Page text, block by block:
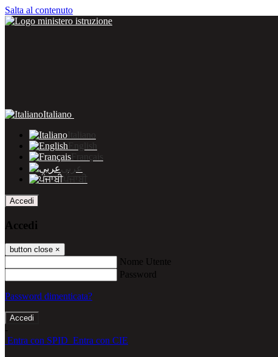
Salta al contenuto
Italiano
Italiano
English
Français
عربى
ਪੰਜਾਬੀ
Accedi
Accedi
button close ×
Nome Utente
Password
Password dimenticata?
-
Entra con SPID Entra con CIE